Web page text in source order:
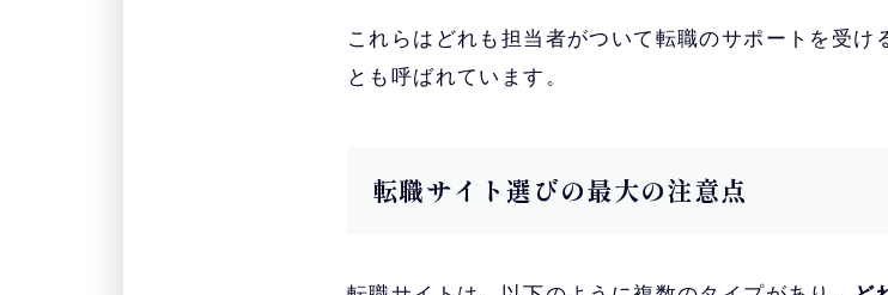
doda
が集中している
・
エンジニアや営業職のサ
半数以上の求人が年収
これらはどれも担当者がついて転職のサポートを受け
とも呼ばれています。
転職サイト選びの最大の注意点